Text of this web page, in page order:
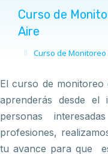
Curso de
Aire
You are here:
Curso de Monitoreo
El curso de monitoreo
aprenderás desde el
personas
profesiones,
tu avance para que